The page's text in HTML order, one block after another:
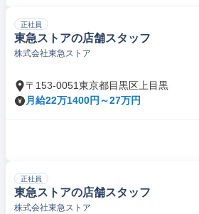
正社員
東急ストアの店舗スタッフ
株式会社東急ストア
〒153-0051東京都目黒区上目黒
月給22万1400円～27万円
正社員
東急ストアの店舗スタッフ
株式会社東急ストア